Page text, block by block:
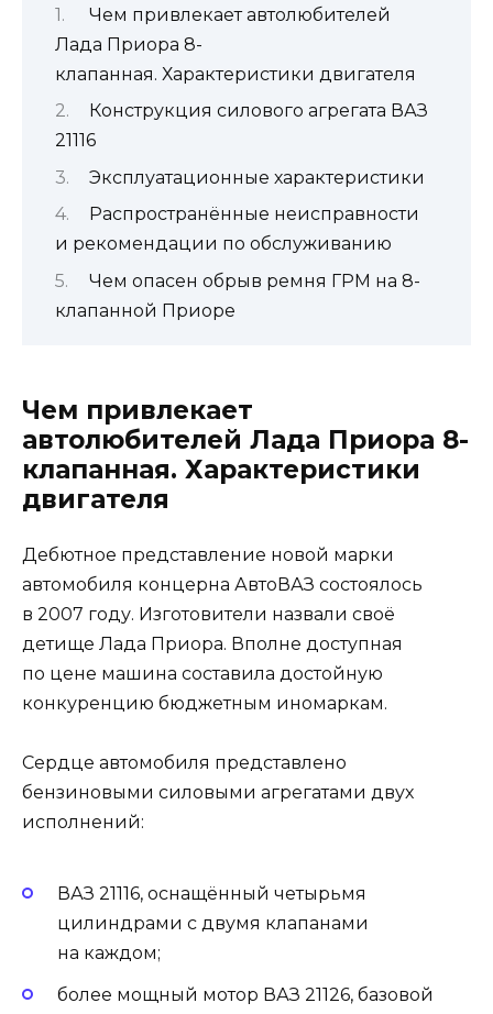
Чем привлекает автолюбителей
Лада Приора 8-
клапанная. Характеристики двигателя
Конструкция силового агрегата ВАЗ
21116
Эксплуатационные характеристики
Распространённые неисправности
и рекомендации по обслуживанию
Чем опасен обрыв ремня ГРМ на 8-
клапанной Приоре
Чем привлекает
автолюбителей Лада Приора 8-
клапанная. Характеристики
двигателя
Дебютное представление новой марки
автомобиля концерна АвтоВАЗ состоялось
в 2007 году. Изготовители назвали своё
детище Лада Приора. Вполне доступная
по цене машина составила достойную
конкуренцию бюджетным иномаркам.
Сердце автомобиля представлено
бензиновыми силовыми агрегатами двух
исполнений:
ВАЗ 21116, оснащённый четырьмя
цилиндрами с двумя клапанами
на каждом;
более мощный мотор ВАЗ 21126, базовой